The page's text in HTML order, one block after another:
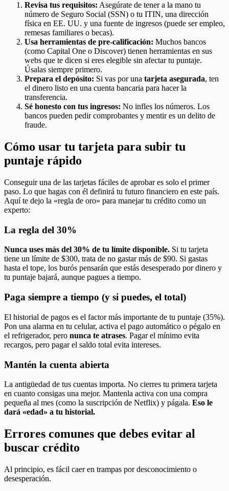
Revisa tus requisitos: Asegúrate de tener a la mano tu
número de Seguro Social (SSN) o tu ITIN, una dirección
física en EE. UU. y una fuente de ingresos (puede ser empleo,
remesas familiares o becas).
Usa herramientas de pre-calificación: Muchos bancos
(como Capital One o Discover) tienen herramientas en sus
webs que te dicen si eres elegible sin afectar tu puntaje.
Úsalas siempre primero.
Prepara el depósito: Si vas por una tarjeta asegurada, ten
el dinero listo en una cuenta bancaria para hacer la
transferencia.
Sé honesto con tus ingresos: No infles los números. Los
bancos pueden pedir comprobantes y mentir es un delito de
fraude.
Cómo usar tu tarjeta para subir tu
puntaje rápido
Conseguir una de las tarjetas fáciles de aprobar es solo el primer
paso. Lo que hagas con él definirá tu futuro financiero en este país.
Aquí te dejo la «regla de oro» para manejar tu crédito como un
experto:
La regla del 30%
Nunca uses más del 30% de tu límite disponible. Si tu tarjeta
tiene un límite de $300, trata de no gastar más de $90. Si gastas
hasta el tope, los burós pensarán que estás desesperado por dinero y
tu puntaje bajará, aunque pagues a tiempo.
Paga siempre a tiempo (y si puedes, el total)
El historial de pagos es el factor más importante de tu puntaje (35%).
Pon una alarma en tu celular, activa el pago automático o pégalo en
el refrigerador, pero nunca te atrases. Pagar el mínimo evita
recargos, pero pagar el saldo total evita intereses.
Mantén la cuenta abierta
La antigüedad de tus cuentas importa. No cierres tu primera tarjeta
en cuanto consigas una mejor. Mantenla activa con una compra
pequeña al mes (como la suscripción de Netflix) y págala. Eso le
dará «edad» a tu historial.
Errores comunes que debes evitar al
buscar crédito
Al principio, es fácil caer en trampas por desconocimiento o
desesperación.